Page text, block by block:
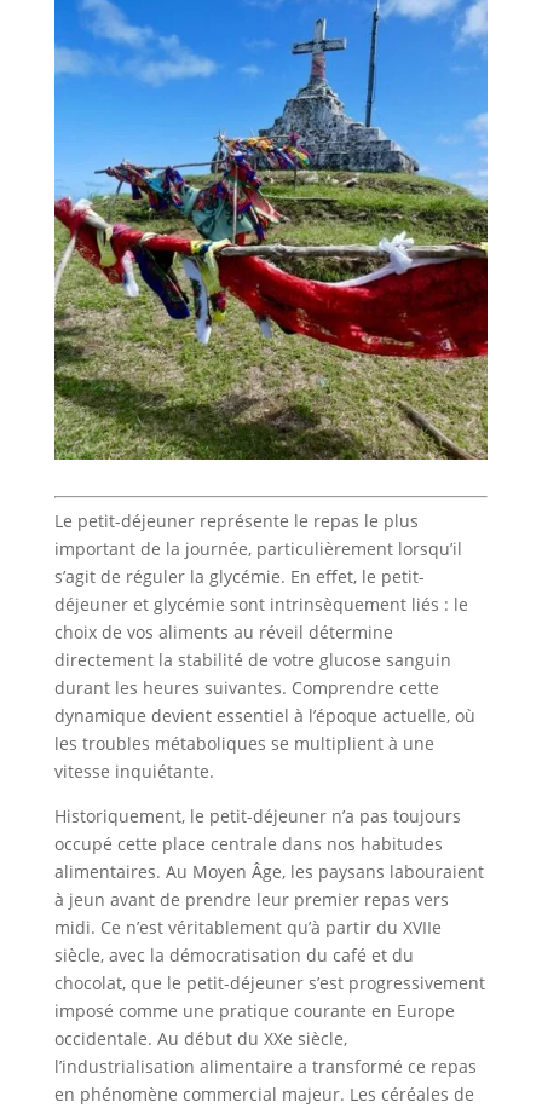
Le petit-déjeuner représente le repas le plus
important de la journée, particulièrement lorsqu’il
s’agit de réguler la glycémie. En effet, le petit-
déjeuner et glycémie sont intrinsèquement liés : le
choix de vos aliments au réveil détermine
directement la stabilité de votre glucose sanguin
durant les heures suivantes. Comprendre cette
dynamique devient essentiel à l’époque actuelle, où
les troubles métaboliques se multiplient à une
vitesse inquiétante.
Historiquement, le petit-déjeuner n’a pas toujours
occupé cette place centrale dans nos habitudes
alimentaires. Au Moyen Âge, les paysans labouraient
à jeun avant de prendre leur premier repas vers
midi. Ce n’est véritablement qu’à partir du XVIIe
siècle, avec la démocratisation du café et du
chocolat, que le petit-déjeuner s’est progressivement
imposé comme une pratique courante en Europe
occidentale. Au début du XXe siècle,
l’industrialisation alimentaire a transformé ce repas
en phénomène commercial majeur. Les céréales de